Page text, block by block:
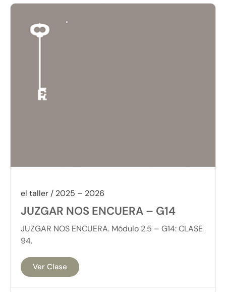
el taller / 2025 – 2026
JUZGAR NOS ENCUERA – G14
JUZGAR NOS ENCUERA. Módulo 2.5 – G14: CLASE
94.
Ver Clase